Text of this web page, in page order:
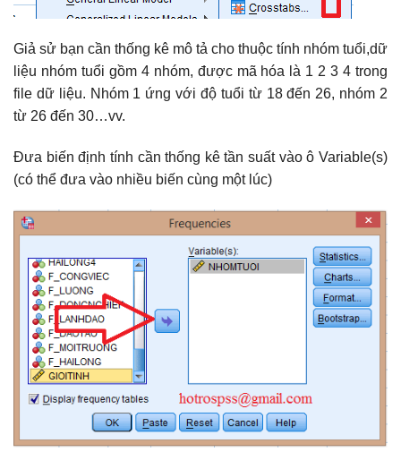
Giả sử bạn cần thống kê mô tả cho thuộc tính nhóm tuổi,dữ
liệu nhóm tuổi gồm 4 nhóm, được mã hóa là 1 2 3 4 trong
file dữ liệu. Nhóm 1 ứng với độ tuổi từ 18 đến 26, nhóm 2
từ 26 đến 30…vv.
Đưa biến định tính cần thống kê tần suất vào ô Variable(s)
(có thể đưa vào nhiều biến cùng một lúc)